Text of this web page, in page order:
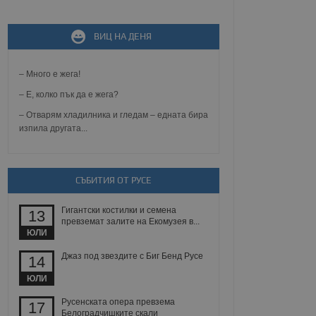
ВИЦ НА ДЕНЯ
– Много е жега!
– Е, колко пък да е жега?
– Отварям хладилника и гледам – едната бира
изпила другата...
СЪБИТИЯ ОТ РУСЕ
13
ЮЛИ
Гигантски костилки и семена
превземат залите на Екомузея в...
14
ЮЛИ
Джаз под звездите с Биг Бенд Русе
17
Русенската опера превзема
Белоградчишките скали
зададена от уеб
при затваряне
за тяхното
данни за съгласието
политики и
между хората
уебсайт.
на
бисквитките,
и
и предоставя
използва
потребител може